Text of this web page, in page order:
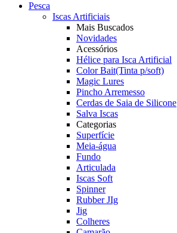
Pesca
Iscas Artificiais
Mais Buscados
Novidades
Acessórios
Hélice para Isca Artificial
Color Bait(Tinta p/soft)
Magic Lures
Pincho Arremesso
Cerdas de Saia de Silicone
Salva Iscas
Categorias
Superfície
Meia-água
Fundo
Articulada
Iscas Soft
Spinner
Rubber JIg
Jig
Colheres